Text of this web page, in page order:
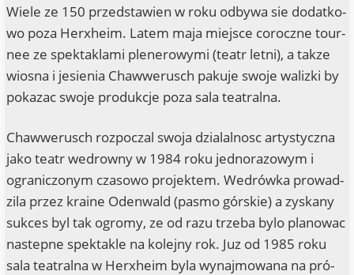
Wie­le ze 150 przedsta­wi­en w roku odby­wa sie dodat­ko­
wo poza Herx­heim. Latem maja mie­j­s­ce coro­cz­ne tour­
nee ze spek­ta­kla­mi ple­n­e­ro­wy­mi (teatr let­ni), a tak­ze
wios­na i jesi­e­nia Chaw­we­rusch paku­je swo­je waliz­ki by
poka­zac swo­je pro­duk­c­je poza sala teatralna.
Chaw­we­rusch roz­po­c­zal swo­ja dzi­al­al­nosc arty­sty­cz­na
jako teatr wed­row­ny w 1984 roku jed­no­ra­zowym i
ogra­nic­z­onym cza­so­wo pro­jek­tem. Wedrów­ka pro­wad­
zi­la przez krai­ne Oden­wald (pas­mo gór­skie) a zys­ka­ny
suk­ces byl tak ogro­my, ze od razu trze­ba bylo pla­no­wac
nas­tep­ne spek­tak­le na kole­j­ny rok. Juz od 1985 roku
sala teatral­na w Herx­heim byla wynaj­mo­wa­na na pró­